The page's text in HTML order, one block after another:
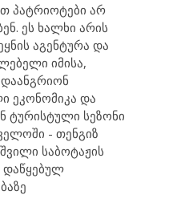
პატრიოტები არ
ეს ხალხი არის
აგენტურა და
იმისა,
ეკონომიკა და
ტურისტული სეზონი
- თენგიზ
საბოტაჟის